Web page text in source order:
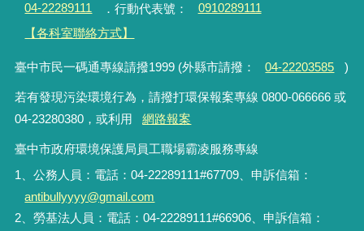
04-22289111
．行動代表號：
0910289111
【各科室聯絡方式】
臺中市民一碼通專線請撥1999 (外縣市請撥： 04-22203585 )
若有發現污染環境行為，請撥打環保報案專線 0800-066666 或
04-23280380，或利用
網路報案
臺中市政府環境保護局員工職場霸凌服務專線
1、公務人員：電話：04-22289111#67709、申訴信箱：
antibullyyyy@gmail.com
2、勞基法人員：電話：04-22289111#66906、申訴信箱：